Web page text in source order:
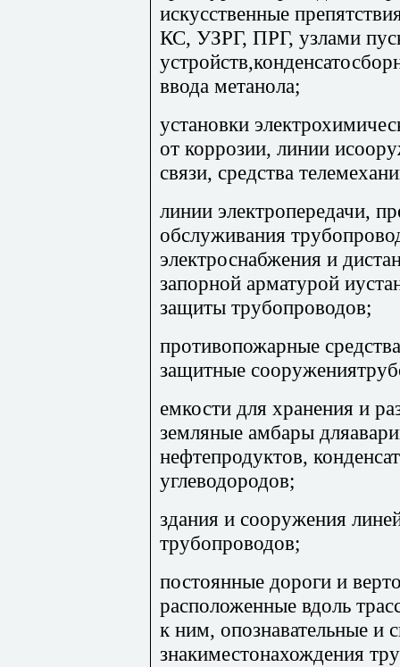
искусственные
КС, УЗРГ, ПРГ, узлами
ввода метанола;
установки
от коррозии, линии
связи, средства
линии электропередачи,
обслуживания
электроснабжения и
запорной арматурой
защиты трубопроводов;
противопожарные
защитные
емкости для хранения и
земляные амбары
нефтепродуктов,
углеводородов;
здания и сооружения
трубопроводов;
постоянные дороги и
расположенные вдоль
к ним, опознавательные и
знакиместонахождения